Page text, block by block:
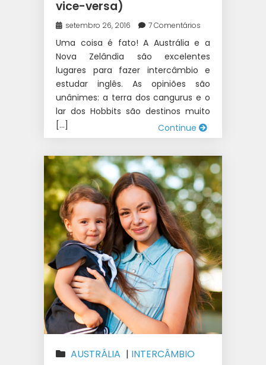
vice-versa)
setembro 26, 2016 7 Comentários
Uma coisa é fato! A Austrália e a
Nova Zelândia são excelentes
lugares para fazer intercâmbio e
estudar inglês. As opiniões são
unânimes: a terra dos cangurus e o
lar dos Hobbits são destinos muito
[…]
Continue
AUSTRÁLIA | INTERCÂMBIO